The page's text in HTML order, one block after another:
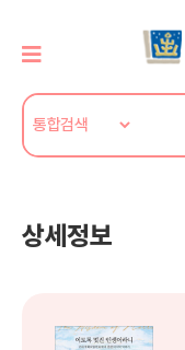
상세정보